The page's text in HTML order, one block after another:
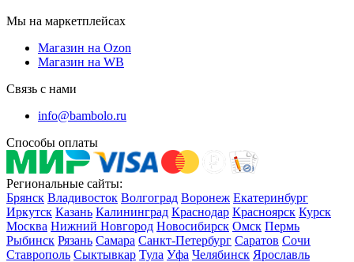
Мы на маркетплейсах
Магазин на Ozon
Магазин на WB
Связь с нами
info@bambolo.ru
Способы оплаты
Региональные сайты:
Брянск Владивосток Волгоград Воронеж Екатеринбург
Иркутск Казань Калининград Краснодар Красноярск Курск
Москва Нижний Новгород Новосибирск Омск Пермь
Рыбинск Рязань Самара Санкт-Петербург Саратов Сочи
Ставрополь Сыктывкар Тула Уфа Челябинск Ярославль